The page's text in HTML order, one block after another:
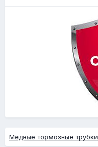
Медные тормозные трубки